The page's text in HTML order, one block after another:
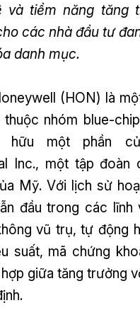
và tiềm năng tăng
các nhà đầu tư
danh mục.
(HON) là
nhóm blue-
hữu một phần
Inc., một tập đoàn
Mỹ. Với lịch sử
đầu trong các lĩnh
vũ trụ, tự động
suất, mã chứng
giữa tăng trưởng